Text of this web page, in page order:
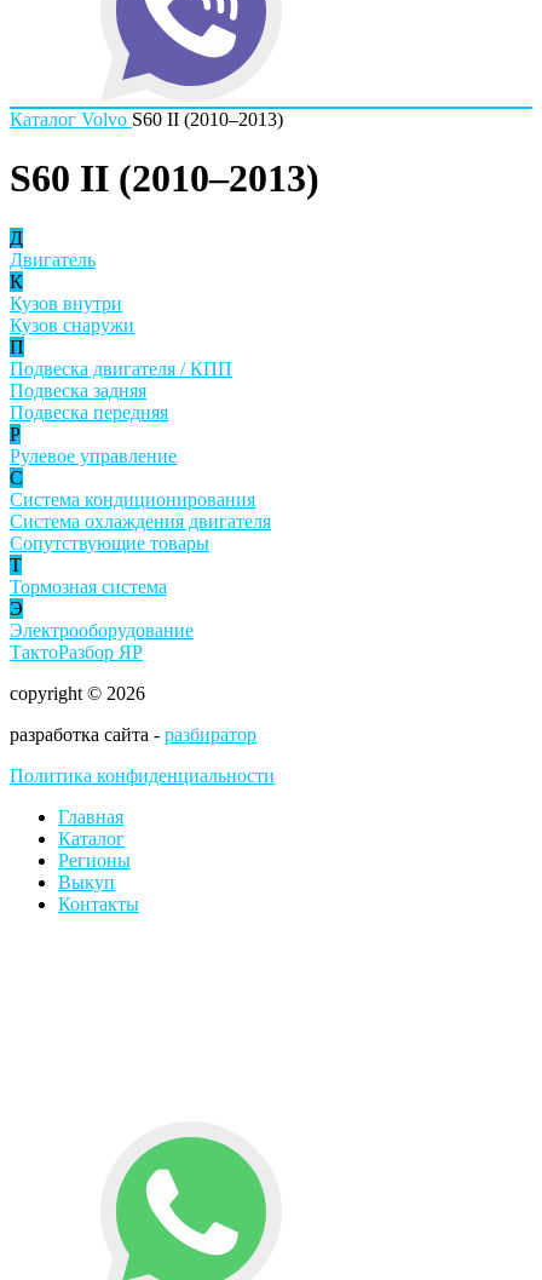
Каталог Volvo S60 II (2010–2013)
S60 II (2010–2013)
Д
Двигатель
К
Кузов внутри
Кузов снаружи
П
Подвеска двигателя / КПП
Подвеска задняя
Подвеска передняя
Р
Рулевое управление
С
Система кондиционирования
Система охлаждения двигателя
Сопутствующие товары
Т
Тормозная система
Э
Электрооборудование
ТактоРазбор ЯР
copyright © 2026
разработка сайта - разбиратор
Политика конфиденциальности
Главная
Каталог
Регионы
Выкуп
Контакты